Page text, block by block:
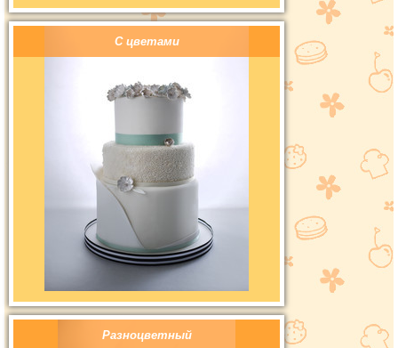
С цветами
Разноцветный